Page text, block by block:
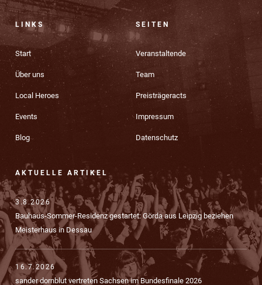
LINKS
Start
Über uns
Local Heroes
Events
Blog
SEITEN
Veranstaltende
Team
Preisträgeracts
Impressum
Datenschutz
AKTUELLE ARTIKEL
3.8.2026
Bauhaus-Sommer-Residenz gestartet: Görda aus Leipzig beziehen
Meisterhaus in Dessau
16.7.2026
sander dornblut vertreten Sachsen im Bundesfinale 2026